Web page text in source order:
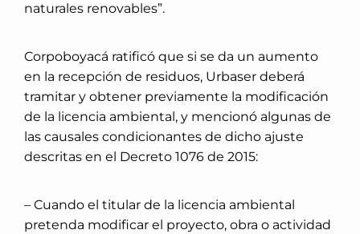
naturales renovables”.
Corpoboyacá ratificó que si se da un aumento
en la recepción de residuos, Urbaser deberá
tramitar y obtener previamente la modificación
de la licencia ambiental, y mencionó algunas de
las causales condicionantes de dicho ajuste
descritas en el Decreto 1076 de 2015:
– Cuando el titular de la licencia ambiental
pretenda modificar el proyecto, obra o actividad